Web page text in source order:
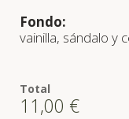
Fondo:
vainilla, sándalo y
Total
11,00 €